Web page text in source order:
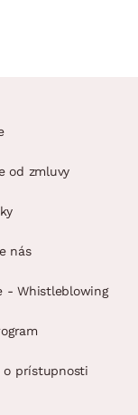
od zmluvy
nás
- Whistleblowing
o prístupnosti